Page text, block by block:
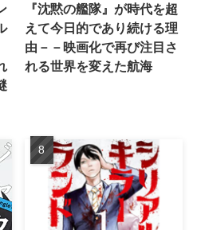
『沈黙の艦隊』が時代を超
えて今日的であり続ける理
由－－映画化で再び注目さ
れる世界を変えた航海